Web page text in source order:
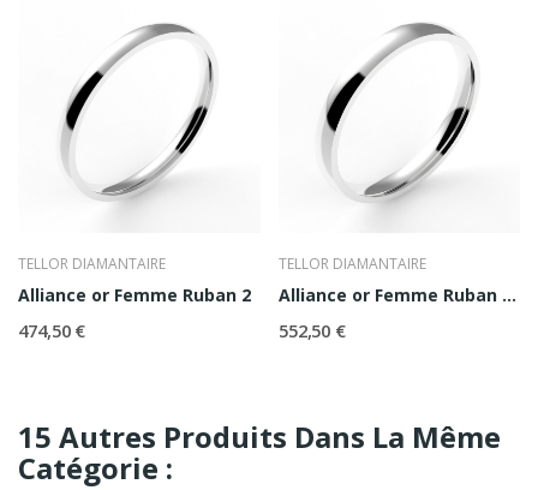
TELLOR DIAMANTAIRE
Alliance or Femme Ruban 2
474,50 €
TELLOR DIAMANTAIRE
Alliance or Femme Ruban 2,5
552,50 €
15 Autres Produits Dans La Même
Catégorie :